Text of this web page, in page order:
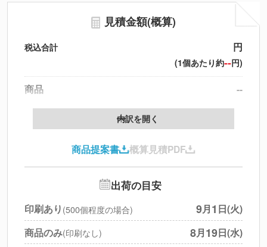
見積金額(概算)
税込合計 円
(1個あたり約--円)
商品
--
製版代
印刷代
北海道・沖縄・離島 別途
円
※上記小計は税別です
内訳を開く
商品提案書 概算見積PDF
出荷の目安
印刷あり (500個程度の場合) 9月1 日(火)
商品のみ(印刷なし) 8月19日(水)